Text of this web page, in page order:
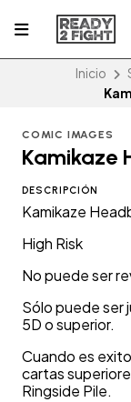
Inicio
COMIC IMAGES
Kamikaze
DESCRIPCIÓN
Kamikaze
High Risk
No puede ser
Sólo puede ser
5D o superior.
Cuando es
cartas
Ringside Pile.